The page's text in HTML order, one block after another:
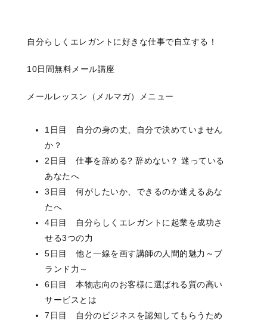
自分らしくエレガントに好きな仕事で自立する！
10日間無料メール講座
メールレッスン（メルマガ）メニュー
1日目 自分の身の丈、自分で決めていません
か？
2日目 仕事を辞める? 辞めない？ 迷っている
あなたへ
3日目 何がしたいか、できるのか迷えるあな
たへ
4日目 自分らしくエレガントに起業を成功さ
せる3つの力
5日目 他と一線を画す講師の人間的魅力～ブ
ランド力～
6日目 本物志向のお客様に選ばれる質の高い
サービスとは
7日目 自分のビジネスを認知してもらうため